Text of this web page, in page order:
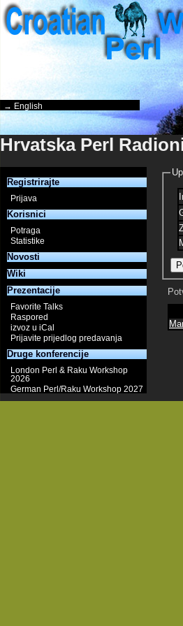
Hrvatska Perl
Registrirajte
Prijava
→ English
Korisnici
Potraga
Statistike
Novosti
Wiki
Prezentacije
Favorite Talks
Raspored
izvoz u iCal
Prijavite prijedlog predavanja
Druge konferencije
London Perl & Raku Workshop
2026
German Perl/Raku Workshop 2027